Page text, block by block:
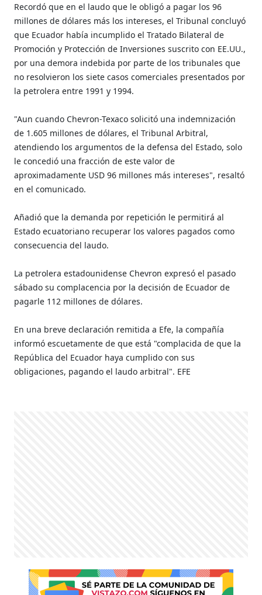
Recordó que en el laudo que le obligó a pagar los 96
millones de dólares más los intereses, el Tribunal concluyó
que Ecuador había incumplido el Tratado Bilateral de
Promoción y Protección de Inversiones suscrito con EE.UU.,
por una demora indebida por parte de los tribunales que
no resolvieron los siete casos comerciales presentados por
la petrolera entre 1991 y 1994.
"Aun cuando Chevron-Texaco solicitó una indemnización
de 1.605 millones de dólares, el Tribunal Arbitral,
atendiendo los argumentos de la defensa del Estado, solo
le concedió una fracción de este valor de
aproximadamente USD 96 millones más intereses", resaltó
en el comunicado.
Añadió que la demanda por repetición le permitirá al
Estado ecuatoriano recuperar los valores pagados como
consecuencia del laudo.
La petrolera estadounidense Chevron expresó el pasado
sábado su complacencia por la decisión de Ecuador de
pagarle 112 millones de dólares.
En una breve declaración remitida a Efe, la compañía
informó escuetamente de que está "complacida de que la
República del Ecuador haya cumplido con sus
obligaciones, pagando el laudo arbitral". EFE